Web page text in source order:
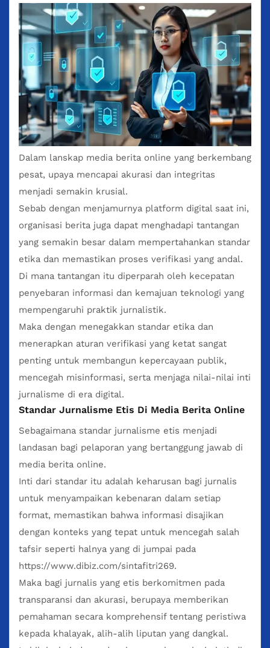
Dalam lanskap media berita online yang berkembang
pesat, upaya mencapai akurasi dan integritas
menjadi semakin krusial.
Sebab dengan menjamurnya platform digital saat ini,
organisasi berita juga dapat menghadapi tantangan
yang semakin besar dalam mempertahankan standar
etika dan memastikan proses verifikasi yang andal.
Di mana tantangan itu diperparah oleh kecepatan
penyebaran informasi dan kemajuan teknologi yang
mempengaruhi praktik jurnalistik.
Maka dengan menegakkan standar etika dan
menerapkan aturan verifikasi yang ketat sangat
penting untuk membangun kepercayaan publik,
mencegah misinformasi, serta menjaga nilai-nilai inti
jurnalisme di era digital.
Standar Jurnalisme Etis Di Media Berita Online
Sebagaimana standar jurnalisme etis menjadi
landasan bagi pelaporan yang bertanggung jawab di
media berita online.
Inti dari standar itu adalah keharusan bagi jurnalis
untuk menyampaikan kebenaran dalam setiap
format, memastikan bahwa informasi disajikan
dengan konteks yang tepat untuk mencegah salah
tafsir seperti halnya yang di jumpai pada
https://www.dibiz.com/sintafitri269.
Maka bagi jurnalis yang etis berkomitmen pada
transparansi dan akurasi, berupaya memberikan
pemahaman secara komprehensif tentang peristiwa
kepada khalayak, alih-alih liputan yang dangkal.